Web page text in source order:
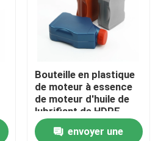
Bouteille en plastique
de moteur à essence
de moteur d'huile de
lubrifiant de HDPE
d'essence et d'huile
vide d'huile à moteur
envoyer une